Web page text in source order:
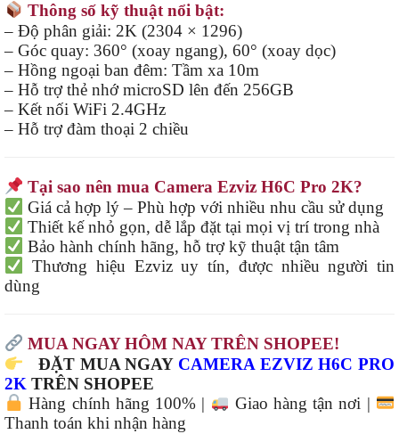
Thông số kỹ thuật nổi bật:
– Độ phân giải: 2K (2304 × 1296)
– Góc quay: 360° (xoay ngang), 60° (xoay dọc)
– Hồng ngoại ban đêm: Tầm xa 10m
– Hỗ trợ thẻ nhớ microSD lên đến 256GB
– Kết nối WiFi 2.4GHz
– Hỗ trợ đàm thoại 2 chiều
Tại sao nên mua Camera Ezviz H6C Pro 2K?
Giá cả hợp lý – Phù hợp với nhiều nhu cầu sử dụng
Thiết kế nhỏ gọn, dễ lắp đặt tại mọi vị trí trong nhà
Bảo hành chính hãng, hỗ trợ kỹ thuật tận tâm
Thương hiệu Ezviz uy tín, được nhiều người tin
dùng
MUA NGAY HÔM NAY TRÊN SHOPEE!
ĐẶT MUA NGAY CAMERA EZVIZ H6C PRO
2K TRÊN SHOPEE
Hàng chính hãng 100% |
Giao hàng tận nơi |
Thanh toán khi nhận hàng